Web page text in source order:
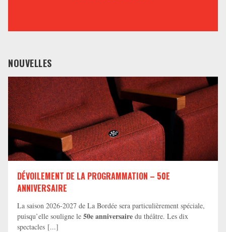
NOUVELLES
DÉVOILEMENT DE LA PROGRAMMATION – 50E
ANNIVERSAIRE
La saison 2026-2027 de La Bordée sera particulièrement spéciale,
puisqu’elle souligne le 50e anniversaire du théâtre. Les dix
spectacles [...]